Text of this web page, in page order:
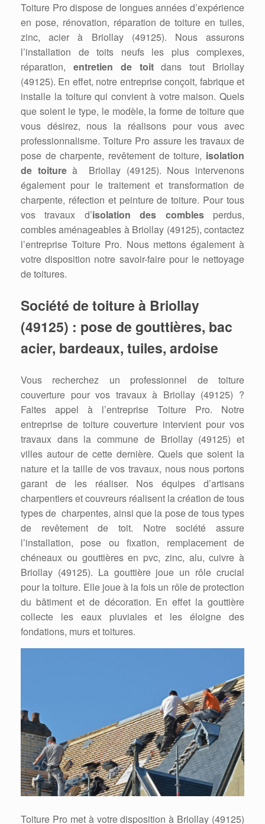
Toiture Pro dispose de longues années d’expérience
en pose, rénovation, réparation de toiture en tuiles,
zinc, acier à Briollay (49125). Nous assurons
l’installation de toits neufs les plus complexes,
réparation, entretien de toitdans tout Briollay
(49125). En effet, notre entreprise conçoit, fabrique et
installe la toiture qui convient à votre maison. Quels
que soient le type, le modèle, la forme de toiture que
vous désirez, nous la réalisons pour vous avec
professionnalisme. Toiture Pro assure les travaux de
pose de charpente, revêtement de toiture, isolation
de toitureà Briollay (49125). Nous intervenons
également pour le traitement et transformation de
charpente, réfection et peinture de toiture. Pour tous
vos travaux d’isolation des comblesperdus,
combles aménageables à Briollay (49125), contactez
l’entreprise Toiture Pro. Nous mettons également à
votre disposition notre savoir-faire pour le nettoyage
de toitures.
Société de toiture à Briollay
(49125) : pose de gouttières, bac
acier, bardeaux, tuiles, ardoise
Vous recherchez un professionnel de toiture
couverture pour vos travaux à Briollay (49125) ?
Faites appel à l’entreprise Toiture Pro. Notre
entreprise de toiture couverture intervient pour vos
travaux dans la commune de Briollay (49125) et
villes autour de cette dernière. Quels que soient la
nature et la taille de vos travaux, nous nous portons
garant de les réaliser. Nos équipes d’artisans
charpentiers et couvreurs réalisent la création de tous
types de charpentes, ainsi que la pose de tous types
de revêtement de toit. Notre société assure
l’installation, pose ou fixation, remplacement de
chéneaux ou gouttières en pvc, zinc, alu, cuivre à
Briollay (49125). La gouttière joue un rôle crucial
pour la toiture. Elle joue à la fois un rôle de protection
du bâtiment et de décoration. En effet la gouttière
collecte les eaux pluviales et les éloigne des
fondations, murs et toitures.
Toiture Pro met à votre disposition à Briollay (49125)